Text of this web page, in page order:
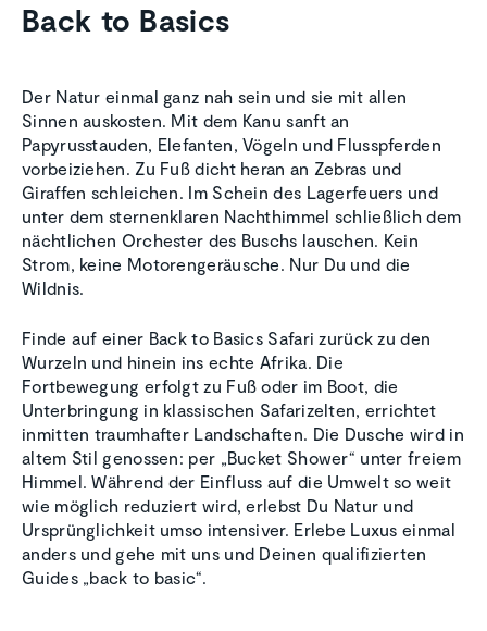
Back to Basics
Der Natur einmal ganz nah sein und sie mit allen
Sinnen auskosten. Mit dem Kanu sanft an
Papyrusstauden, Elefanten, Vögeln und Flusspferden
vorbeiziehen. Zu Fuß dicht heran an Zebras und
Giraffen schleichen. Im Schein des Lagerfeuers und
unter dem sternenklaren Nachthimmel schließlich dem
nächtlichen Orchester des Buschs lauschen. Kein
Strom, keine Motorengeräusche. Nur Du und die
Wildnis.
Finde auf einer Back to Basics Safari zurück zu den
Wurzeln und hinein ins echte Afrika. Die
Fortbewegung erfolgt zu Fuß oder im Boot, die
Unterbringung in klassischen Safarizelten, errichtet
inmitten traumhafter Landschaften. Die Dusche wird in
altem Stil genossen: per „Bucket Shower“ unter freiem
Himmel. Während der Einfluss auf die Umwelt so weit
wie möglich reduziert wird, erlebst Du Natur und
Ursprünglichkeit umso intensiver. Erlebe Luxus einmal
anders und gehe mit uns und Deinen qualifizierten
Guides „back to basic“.